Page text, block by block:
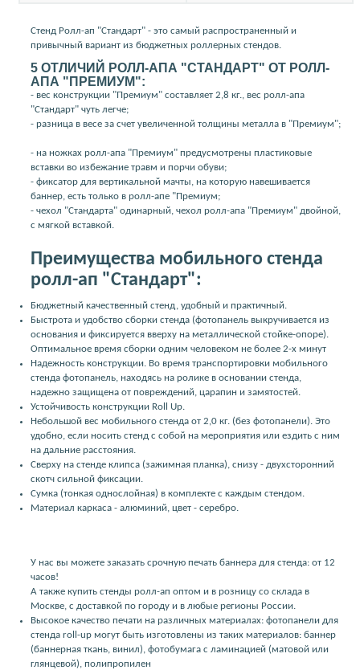
Стенд Ролл-ап "Стандарт" - это самый распространенный и
привычный вариант из бюджетных роллерных стендов.
5 ОТЛИЧИЙ РОЛЛ-АПА "СТАНДАРТ" ОТ РОЛЛ-
АПА "ПРЕМИУМ":
- вес конструкции "Премиум" составляет 2,8 кг., вес ролл-апа
"Стандарт" чуть легче;
- разница в весе за счет увеличенной толщины металла в "Премиум";
- на ножках ролл-апа "Премиум" предусмотрены пластиковые
вставки во избежание травм и порчи обуви;
- фиксатор для вертикальной мачты, на которую навешивается
баннер, есть только в ролл-апе "Премиум;
- чехол "Стандарта" одинарный, чехол ролл-апа "Премиум" двойной,
с мягкой вставкой.
Преимущества мобильного стенда
ролл-ап "Стандарт":
Бюджетный качественный стенд, удобный и практичный.
Быстрота и удобство сборки стенда (фотопанель выкручивается из
основания и фиксируется вверху на металлической стойке-опоре).
Оптимальное время сборки одним человеком не более 2-х минут
Надежность конструкции. Во время транспортировки мобильного
стенда фотопанель, находясь на ролике в основании стенда,
надежно защищена от повреждений, царапин и замятостей.
Устойчивость конструкции Roll Up.
Небольшой вес мобильного стенда от 2,0 кг. (без фотопанели). Это
удобно, если носить стенд с собой на мероприятия или ездить с ним
на дальние расстояния.
Сверху на стенде клипса (зажимная планка), снизу - двухсторонний
скотч сильной фиксации.
Сумка (тонкая однослойная) в комплекте с каждым стендом.
Материал каркаса - алюминий, цвет - серебро.
У нас вы можете заказать срочную печать баннера для стенда: от 12
часов!
А также купить стенды ролл-ап оптом и в розницу со склада в
Москве, с доставкой по городу и в любые регионы России.
Высокое качество печати на различных материалах: фотопанели для
стенда roll-up могут быть изготовлены из таких материалов: баннер
(баннерная ткань, винил), фотобумага с ламинацией (матовой или
глянцевой), полипропилен